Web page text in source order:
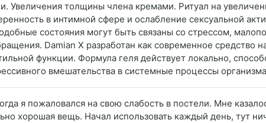
Увеличения толщины члена кремами. Ритуал на
в интимной сфере и ослабление сексуальной
состояния могут быть связаны со стрессом,
Damian X разработан как современное средство
функции. Формула геля действует локально,
вмешательства в системные процессы
я пожаловался на свою слабость в постели. Мне
хорошая вещь. Начал использовать каждый день, тут